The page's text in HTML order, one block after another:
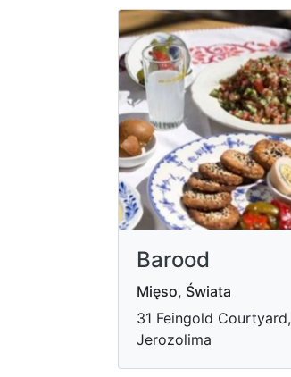
Barood
Mięso, Świata
31 Feingold Courtyard,
Jerozolima